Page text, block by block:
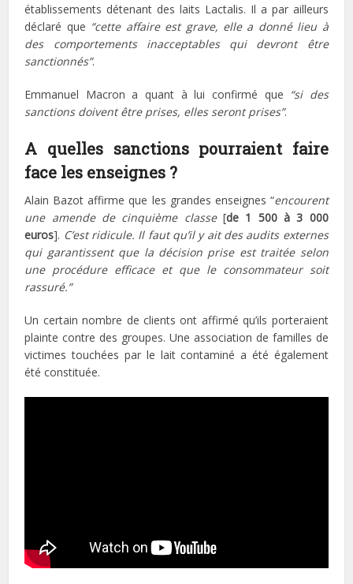
établissements détenant des laits Lactalis. Il a par ailleurs
déclaré que “cette affaire est grave, elle a donné lieu à
des comportements inacceptables qui devront être
sanctionnés”.
Emmanuel Macron a quant à lui confirmé que “si des
sanctions doivent être prises, elles seront prises”.
A quelles sanctions pourraient faire
face les enseignes ?
Alain Bazot affirme que les grandes enseignes “encourent
une amende de cinquième classe [de 1 500 à 3 000
euros]. C’est ridicule. Il faut qu’il y ait des audits externes
qui garantissent que la décision prise est traitée selon
une procédure efficace et que le consommateur soit
rassuré.”
Un certain nombre de clients ont affirmé qu’ils porteraient
plainte contre des groupes. Une association de familles de
victimes touchées par le lait contaminé a été également
été constituée.